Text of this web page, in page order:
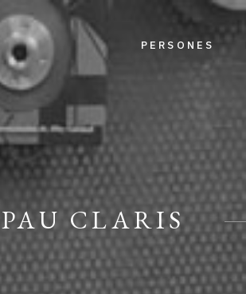
PERSONES
PAU CLARIS